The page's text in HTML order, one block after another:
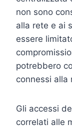
non sono
alla rete e ai
essere
potrebbero
connessi alla
Gli accessi
correlati alle